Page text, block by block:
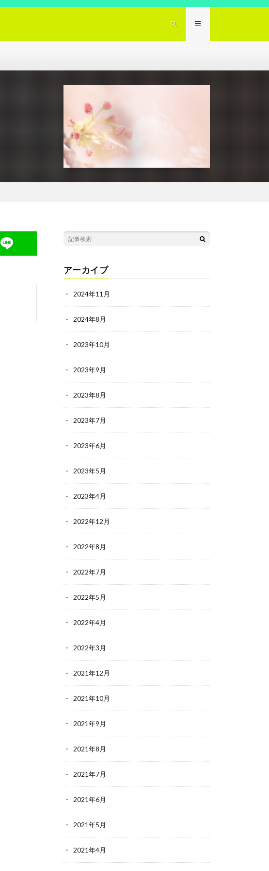
アーカイブ
2024年11月
2024年8月
2023年10月
2023年9月
2023年8月
2023年7月
2023年6月
2023年5月
2023年4月
2022年12月
2022年8月
2022年7月
2022年5月
2022年4月
2022年3月
2021年12月
2021年10月
2021年9月
2021年8月
2021年7月
2021年6月
2021年5月
2021年4月